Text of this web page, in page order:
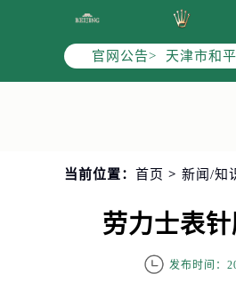
官网公告>
北京市东
北京市朝
天津市和
上海市徐
南京市秦
徐州市鼓
盐城市盐
泰州市海
当前位置： 首页 > 新闻/知
劳力士表
发布时间：